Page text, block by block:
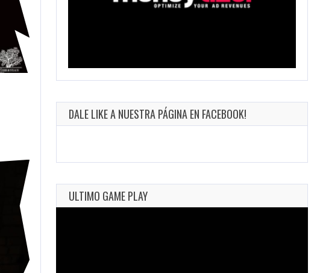
DALE LIKE A NUESTRA PÁGINA EN FACEBOOK!
ULTIMO GAME PLAY